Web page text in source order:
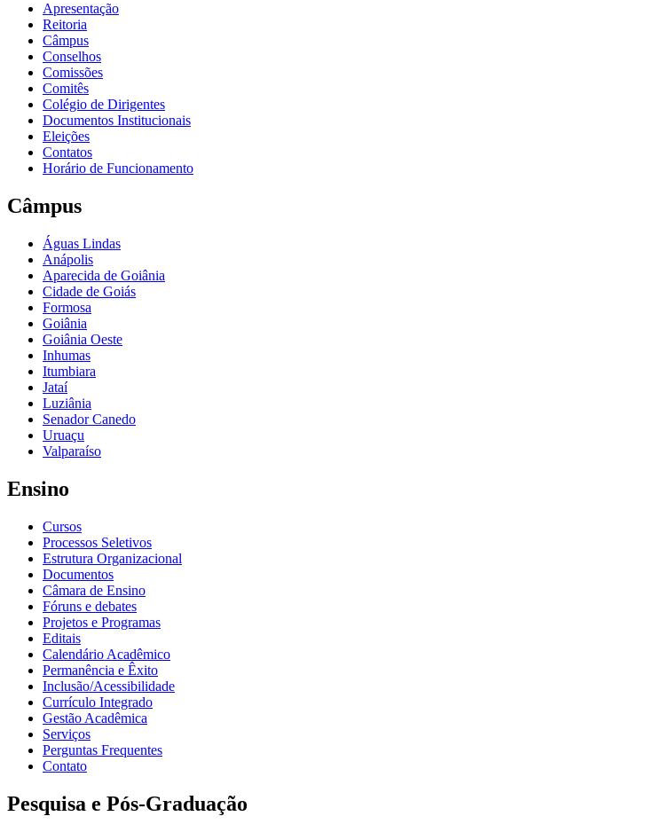
Apresentação
Reitoria
Câmpus
Conselhos
Comissões
Comitês
Colégio de Dirigentes
Documentos Institucionais
Eleições
Contatos
Horário de Funcionamento
Câmpus
Águas Lindas
Anápolis
Aparecida de Goiânia
Cidade de Goiás
Formosa
Goiânia
Goiânia Oeste
Inhumas
Itumbiara
Jataí
Luziânia
Senador Canedo
Uruaçu
Valparaíso
Ensino
Cursos
Processos Seletivos
Estrutura Organizacional
Documentos
Câmara de Ensino
Fóruns e debates
Projetos e Programas
Editais
Calendário Acadêmico
Permanência e Êxito
Inclusão/Acessibilidade
Currículo Integrado
Gestão Acadêmica
Serviços
Perguntas Frequentes
Contato
Pesquisa e Pós-Graduação